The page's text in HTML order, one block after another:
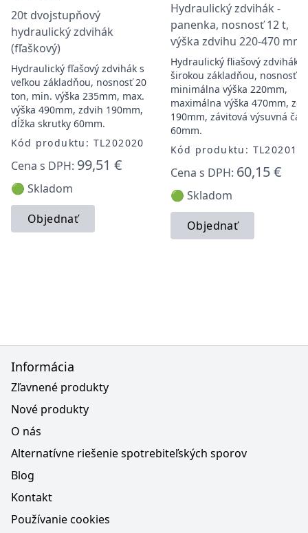
20t dvojstupňový
hydraulický zdvihák
(fľaškový)
Hydraulický fľašový zdvihák s
veľkou základňou, nosnosť 20
ton, min. výška 235mm, max.
výška 490mm, zdvih 190mm,
dĺžka skrutky 60mm.
Kód produktu: TL202020
Cena s DPH: 99,51 €
🟢 Skladom
Objednať
Hydraulický zdvihák -
panenka, nosnosť 12 t,
výška zdvihu 220-470 mm
Hydraulický fliašový zdvihák
širokou základňou, nosnosť
minimálna výška 220mm,
maximálna výška 470mm,
190mm, závitová výsuvná časť
60mm.
Kód produktu: TL202012
Cena s DPH: 60,15 €
🟢 Skladom
Objednať
Informácia
Zľavnené produkty
Nové produkty
O nás
Alternatívne riešenie spotrebiteľských sporov
Blog
Kontakt
Používanie cookies